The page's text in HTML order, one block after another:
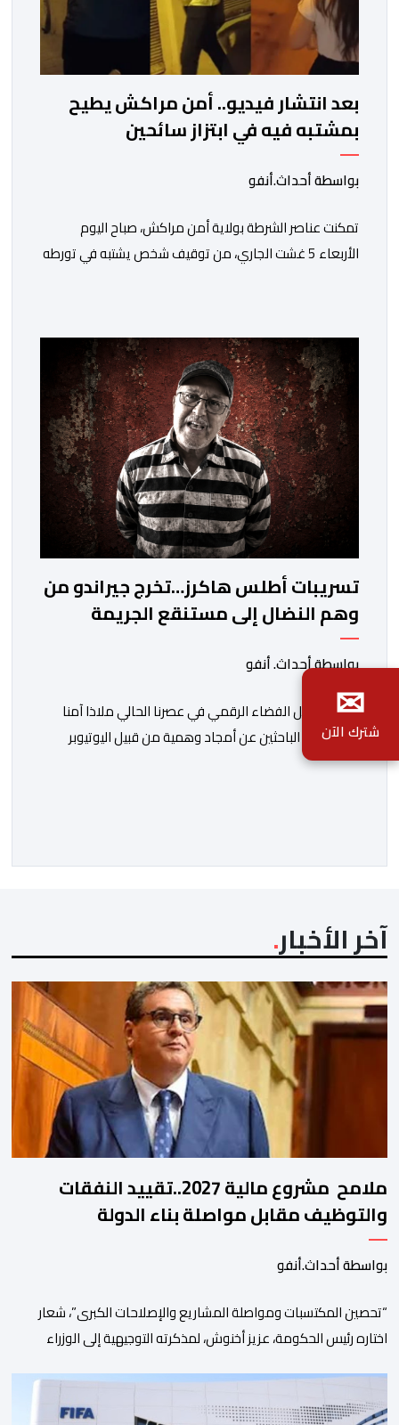
بعد انتشار فيديو.. أمن مراكش يطيح
بمشتبه فيه في ابتزاز سائحين
بواسطة أحداث.أنفو
تمكنت عناصر الشرطة بولاية أمن مراكش، صباح اليوم
الأربعاء 5 غشت الجاري، من توقيف شخص يشتبه في تورطه
بالمدينة العتيقة بمراكش، وطالبهما بمبلغ مالي غير مستحق
بدعوى ممارسة نشاط مرتبط بالإرشاد السياحي بدون رخصة،
وهي الأفعال الإجرامية التي […]
تسريبات أطلس هاكرز…تخرج جيراندو من
وهم النضال إلى مستنقع الجريمة
المنظمة
بواسطة أحداث. أنفو
لطالما شكل الفضاء الرقمي في عصرنا الحالي ملاذا آمنا
للعديد من الباحثين عن أمجاد وهمية من قبيل اليوتيوبر
النصاب هشام جيراندو، حيث وفرت له منصات التواصل
يقتات على استعطاف الجماهير ودغدغة […]
آخر الأخبار
ملامح مشروع مالية 2027..تقييد النفقات
والتوظيف مقابل مواصلة بناء الدولة
الاجتماعية والاستثمار
بواسطة أحداث.أنفو
“تحصين المكتسبات ومواصلة المشاريع والإصلاحات الكبرى”، شعار
اختاره رئيس الحكومة، عزيز أخنوش، لمذكرته التوجيهية إلى الوزراء
مشروع من نوعه في ظل ولايته الحكومية. هذه الرسالة التأطيرية
ارتكزت على 4 أولويات، كما حملت ألحت على ضرورة عقلنة نفقات
✉
شترك الآن